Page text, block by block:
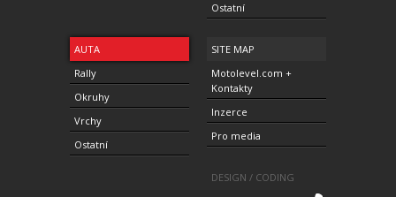
Ostatní
AUTA
Rally
Okruhy
Vrchy
Ostatní
SITE MAP
Motolevel.com +
Kontakty
Inzerce
Pro media
DESIGN / CODING